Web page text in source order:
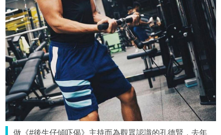
做《#後生仔傾吓偈》主持而為觀眾認識的孔德賢，去年